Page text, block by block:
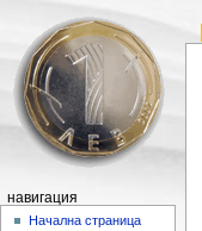
навигация
Начална страница